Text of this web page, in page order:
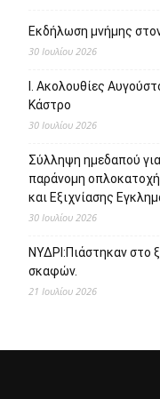
Εκδήλωση μνήμης
30 Ιουλίου 2026
Ι. Ακολουθίες
Κάστρο
30 Ιουλίου 2026
Σύλληψη ημεδαπού
παράνομη
και Εξιχνίασης
30 Ιουλίου 2026
ΝΥΔΡΙ:Πιάστηκαν στο
σκαφών.
21 Ιουλίου 2026